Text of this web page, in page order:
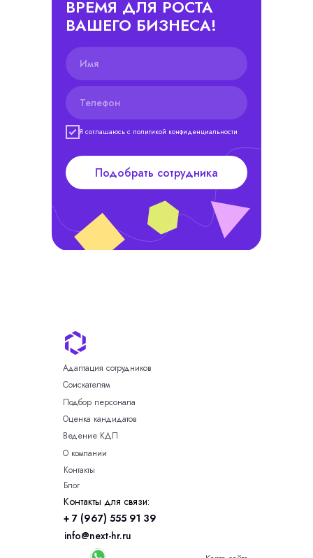
ВРЕМЯ ДЛЯ РОСТА
ВАШЕГО БИЗНЕСА!
Я соглашаюсь с политикой конфиденциальности
Подобрать сотрудника
+ 7 (967) 555 91 39
info@next-hr.ru
Блог
Контакты
Адаптация сотрудников
Контакты для связи:
Соискателям
Подбор персонала
Оценка кандидатов
Ведение КДП
О компании